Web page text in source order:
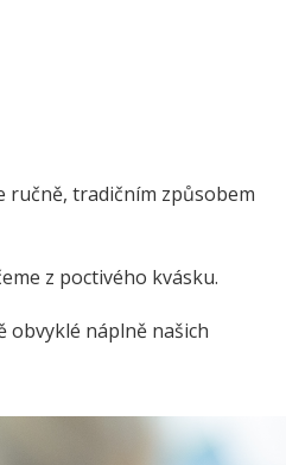
ručně, tradičním způsobem
z poctivého kvásku.
obvyklé náplně našich